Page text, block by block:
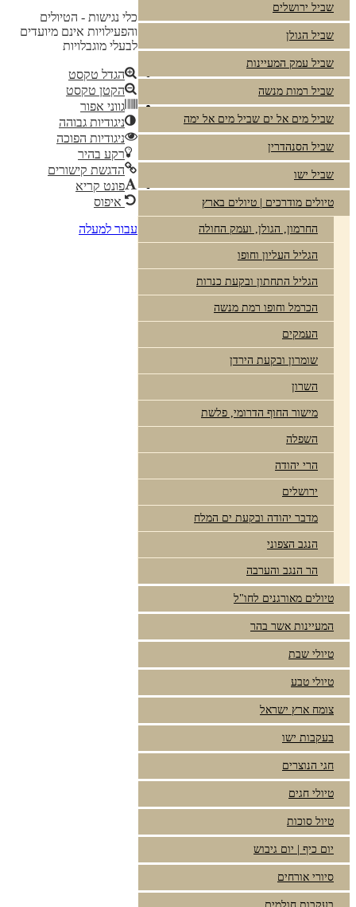
שביל ירושלים
שביל הגולן
שביל עמק המעיינות
שביל רמות מנשה
שביל מים אל ים שביל מים אל ימה
שביל הסנהדרין
שביל ישו
טיולים מודרכים | טיולים בארץ
החרמון, הגולן, ועמק החולה
הגליל העליון וחופו
הגליל התחתון ובקעת כנרות
הכרמל וחופו רמת מנשה
העמקים
שומרון ובקעת הירדן
השרון
מישור החוף הדרומי, פלשת
השפלה
הרי יהודה
ירושלים
מדבר יהודה ובקעת ים המלח
הנגב הצפוני
הר הנגב והערבה
טיולים מאורגנים לחו"ל
המעיינות אשר בהר
טיולי שבת
טיולי טבע
צומח ארץ ישראל
בעקבות ישו
חגי הנוצרים
טיולי חגים
טיול סוכות
יום כיף | יום גיבוש
סיורי אורחים
כלי נגישות - הטיולים
והפעילויות אינם מיועדים
לבעלי מוגבלויות
הגדל טקסט
הקטן טקסט
גווני אפור
ניגודיות גבוהה
ניגודיות הפוכה
רקע בהיר
הדגשת קישורים
פונט קריא
איפוס
עבור למעלה